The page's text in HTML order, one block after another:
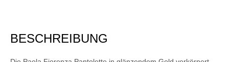
BESCHREIBUNG